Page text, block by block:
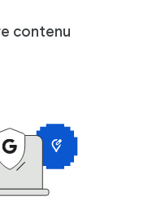
contenu